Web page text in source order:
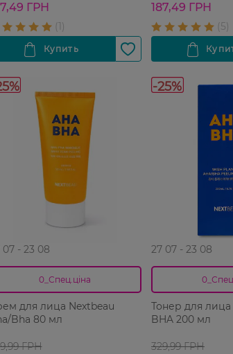
ГРН 187,49 ГРН
07 - 23 08
0_Спец.ціна
для лица Nextbeau
Bha 80 мл
ГРН
-25%
27 07 - 23 08
Тонер для лица
BHA 200 мл
329,99 ГРН